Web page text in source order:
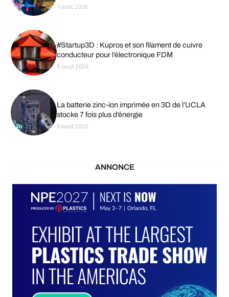
7 août 2026
#Startup3D : Kupros et son filament de cuivre
conducteur pour l’électronique FDM
6 août 2026
La batterie zinc-ion imprimée en 3D de l’UCLA
stocke 7 fois plus d’énergie
5 août 2026
ANNONCE